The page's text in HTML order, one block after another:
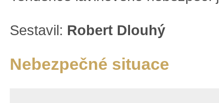
Sestavil: Robert Dlouhý
Nebezpečné situace